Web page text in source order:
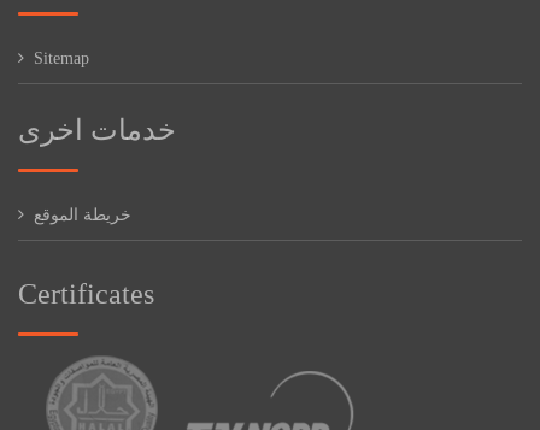
Sitemap
خدمات اخرى
خريطة الموقع
Certificates